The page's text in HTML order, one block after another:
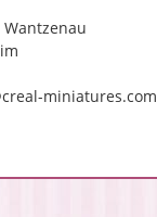
miniatures.com